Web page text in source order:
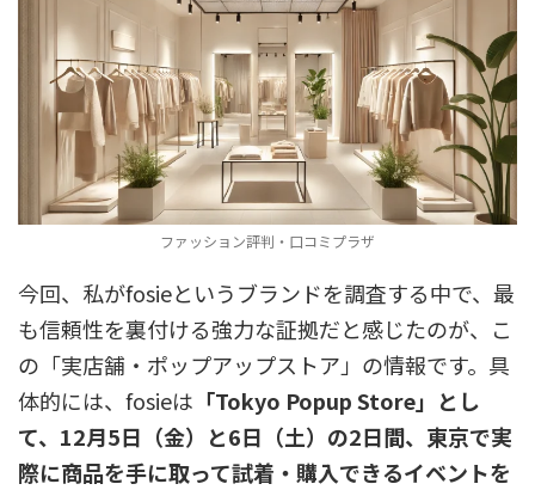
ファッション評判・口コミプラザ
今回、私がfosieというブランドを調査する中で、最
も信頼性を裏付ける強力な証拠だと感じたのが、こ
の「実店舗・ポップアップストア」の情報です。具
体的には、fosieは 「Tokyo Popup Store」とし
て、12月5日（金）と6日（土）の2日間、東京で実
際に商品を手に取って試着・購入できるイベントを